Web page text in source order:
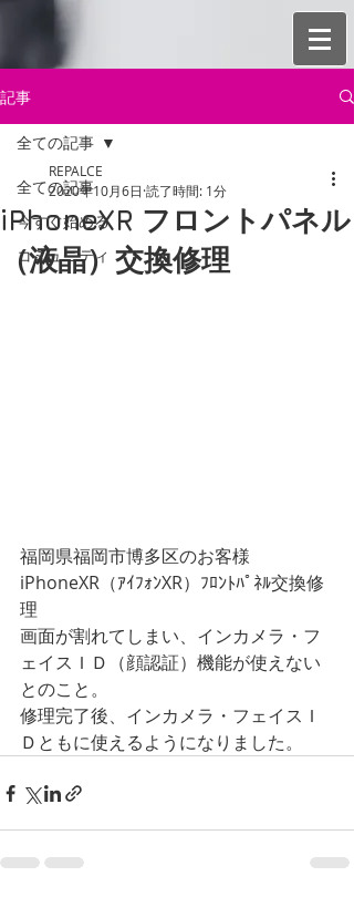
記事
全ての記事
今すぐ始める
コミュニティ
全ての記事
iPhoneXR フロントパネル
（液晶）交換修理
REPALCE
2020年10月6日 読了時間: 1分
福岡県福岡市博多区のお客様
iPhoneXR（ｱｲﾌｫﾝXR）ﾌﾛﾝﾄﾊﾟﾈﾙ交換修
理
画面が割れてしまい、インカメラ・フ
ェイスＩＤ（顔認証）機能が使えない
とのこと。
修理完了後、インカメラ・フェイスＩ
Ｄともに使えるようになりました。